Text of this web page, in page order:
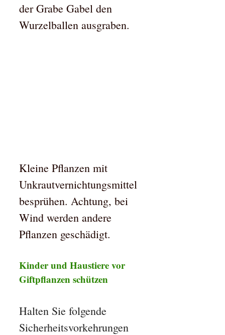
der Grabe Gabel den
Wurzelballen ausgraben.
Kleine Pflanzen mit
Unkrautvernichtungsmittel
besprühen. Achtung, bei
Wind werden andere
Pflanzen geschädigt.
Kinder und Haustiere vor
Giftpflanzen schützen
Halten Sie folgende
Sicherheitsvorkehrungen